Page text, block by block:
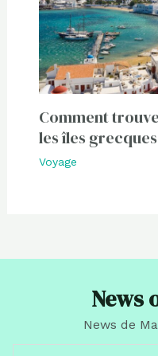
Comment
les îles
Voyage
News
News de